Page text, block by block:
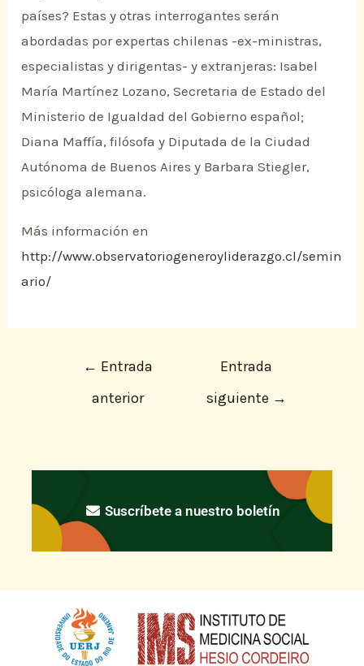
países? Estas y otras interrogantes serán
abordadas por expertas chilenas -ex-ministras,
especialistas y dirigentas- y extranjeras: Isabel
María Martínez Lozano, Secretaria de Estado del
Ministerio de Igualdad del Gobierno español;
Diana Maffía, filósofa y Diputada de la Ciudad
Autónoma de Buenos Aires y Barbara Stiegler,
psicóloga alemana.
Más información en
http://www.observatoriogeneroyliderazgo.cl/semin
ario/
← Entrada
anterior
Entrada
siguiente →
Suscríbete a nuestro boletín